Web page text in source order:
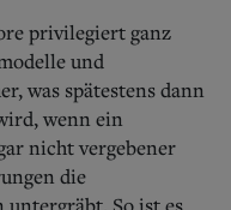
privilegiert ganz
und
was spätestens dann
wenn ein
nicht vergebener
die